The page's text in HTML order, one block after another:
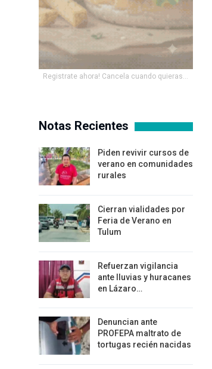
Registrate ahora! Cancela cuando quieras...
Notas Recientes
Piden revivir cursos de
verano en comunidades
rurales
Cierran vialidades por
Feria de Verano en
Tulum
Refuerzan vigilancia
ante lluvias y huracanes
en Lázaro…
Denuncian ante
PROFEPA maltrato de
tortugas recién nacidas